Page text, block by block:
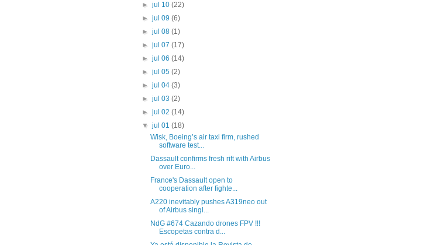
► jul 10 (22)
► jul 09 (6)
► jul 08 (1)
► jul 07 (17)
► jul 06 (14)
► jul 05 (2)
► jul 04 (3)
► jul 03 (2)
► jul 02 (14)
▼ jul 01 (18)
Wisk, Boeing’s air taxi firm, rushed
software test...
Dassault confirms fresh rift with Airbus
over Euro...
France's Dassault open to
cooperation after fighte...
A220 inevitably pushes A319neo out
of Airbus singl...
NdG #674 Cazando drones FPV !!!
Escopetas contra d...